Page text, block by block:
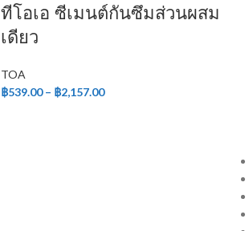
ทีโอเอ ซีเมนต์กันซึมส่วนผสม
เดียว
TOA
฿539.00 – ฿2,157.00